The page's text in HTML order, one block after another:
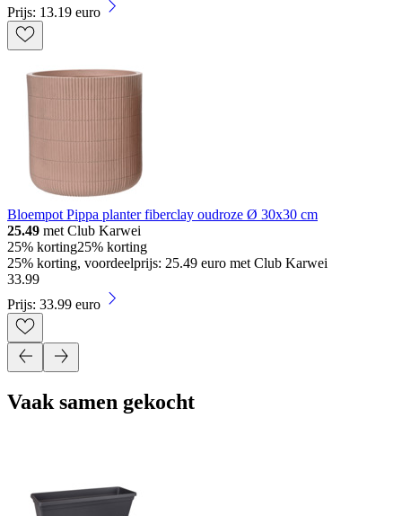
Prijs: 13.19 euro
Bloempot Pippa planter fiberclay oudroze Ø 30x30 cm
25.49 met Club Karwei
25% korting25% korting
25% korting, voordeelprijs: 25.49 euro met Club Karwei
33.99
Prijs: 33.99 euro
Vaak samen gekocht